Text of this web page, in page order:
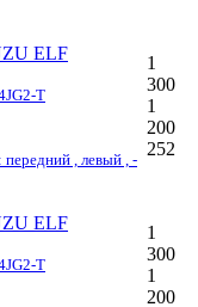
ELF
T
, левый , -
1
300
1
200
252
ELF
T
1
300
1
200